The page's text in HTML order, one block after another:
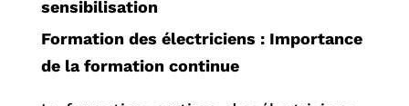
sensibilisation
Formation des électriciens : Importance
de la formation continue